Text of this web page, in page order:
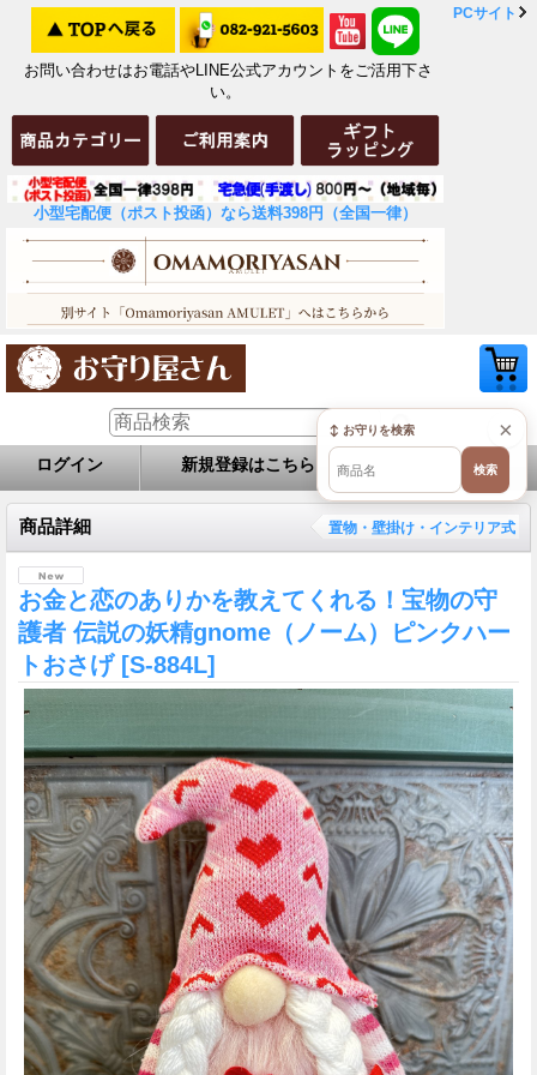
お問い合わせはお電話やLINE公式アカウントをご活用下さ
い。
小型宅配便（ポスト投函）なら送料398円（全国一律）
PCサイト
ログイン 新規登録はこちら お問い合せ
商品詳細 置物・壁掛け・インテリア式
お金と恋のありかを教えてくれる！宝物の守
護者 伝説の妖精gnome（ノーム）ピンクハー
トおさげ [S-884L]
×
↕ お守りを検索
検索